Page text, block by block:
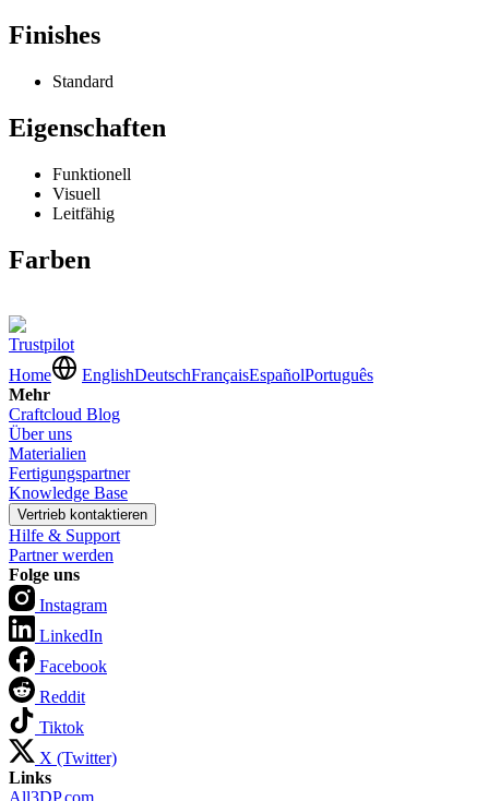
Finishes
Standard
Eigenschaften
Funktionell
Visuell
Leitfähig
Farben
Trustpilot
Home
EnglishDeutschFrançaisEspañolPortuguês
Mehr
Craftcloud Blog
Über uns
Materialien
Fertigungspartner
Knowledge Base
Vertrieb kontaktieren
Hilfe & Support
Partner werden
Folge uns
Instagram
LinkedIn
Facebook
Reddit
Tiktok
X (Twitter)
Links